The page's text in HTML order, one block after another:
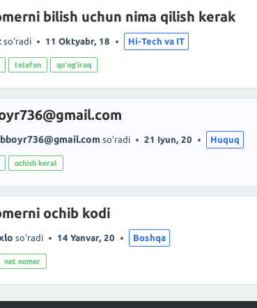
bilish uchun nima qilish kerak
so'radi 11 Oktyabr, 18 Hi-Tech va IT
telefon qo'ng'iroq
so'radi 21 Iyun, 20 Huquq
ochish keral
ochib kodi
so'radi 14 Yanvar, 20 Boshqa
net nomer